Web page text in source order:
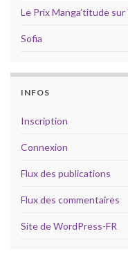
Le Prix Manga’titude
Sofia
INFOS
Inscription
Connexion
Flux des publications
Flux des commentaires
Site de WordPress-FR